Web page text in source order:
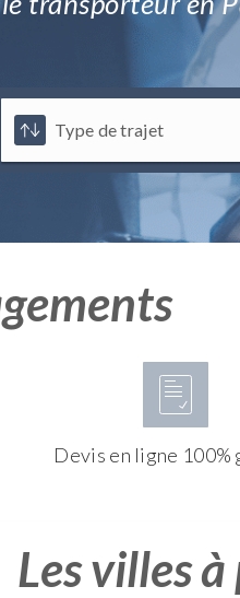
Devis en ligne 100%
Les villes